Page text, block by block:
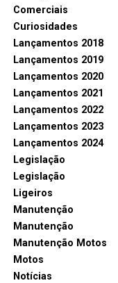
Comerciais
Curiosidades
Lançamentos 2018
Lançamentos 2019
Lançamentos 2020
Lançamentos 2021
Lançamentos 2022
Lançamentos 2023
Lançamentos 2024
Legislação
Legislação
Ligeiros
Manutenção
Manutenção
Manutenção Motos
Motos
Notícias